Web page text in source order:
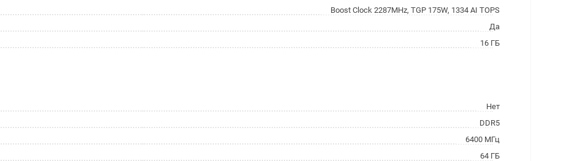
Boost Clock 2287MHz, TGP 175W, 1334 AI TOPS
Да
16 ГБ
Нет
DDR5
6400 МГц
64 ГБ